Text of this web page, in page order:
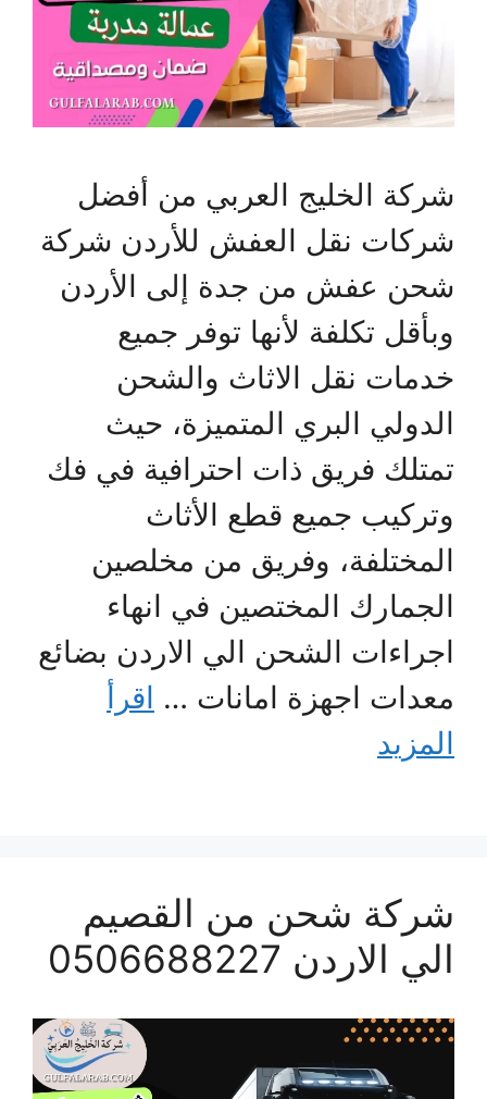
شركة الخليج العربي من أفضل
شركات نقل العفش للأردن شركة
شحن عفش من جدة إلى الأردن
وبأقل تكلفة لأنها توفر جميع
خدمات نقل الاثاث والشحن
الدولي البري المتميزة، حيث
تمتلك فريق ذات احترافية في فك
وتركيب جميع قطع الأثاث
المختلفة، وفريق من مخلصين
الجمارك المختصين في انهاء
اجراءات الشحن الي الاردن بضائع
معدات اجهزة امانات … اقرأ
المزيد
شركة شحن من القصيم
الي الاردن 0506688227